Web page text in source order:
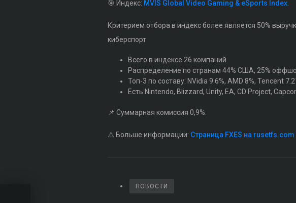
🎯 Индекс: MVIS Global Video Gaming & eSports Index
Критерием отбора в индекс более является 50%
киберспорт
Всего в индексе 26 компаний.
Распределение по странам 44% США, 25%
Топ-3 по составу: NVidia 9.6%, AMD 8%, Tencent
Есть Nintendo, Blizzard, Unity, EA, CD Project,
📌 Суммарная комиссия 0,9%.
⚠️ Больше информации: Страница FXES на rusetfs.com
НОВОСТИ